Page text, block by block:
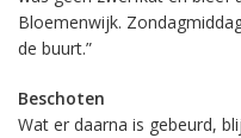
Bloemenwijk.
de buurt.”
Beschoten
Wat er daarna is gebeurd,